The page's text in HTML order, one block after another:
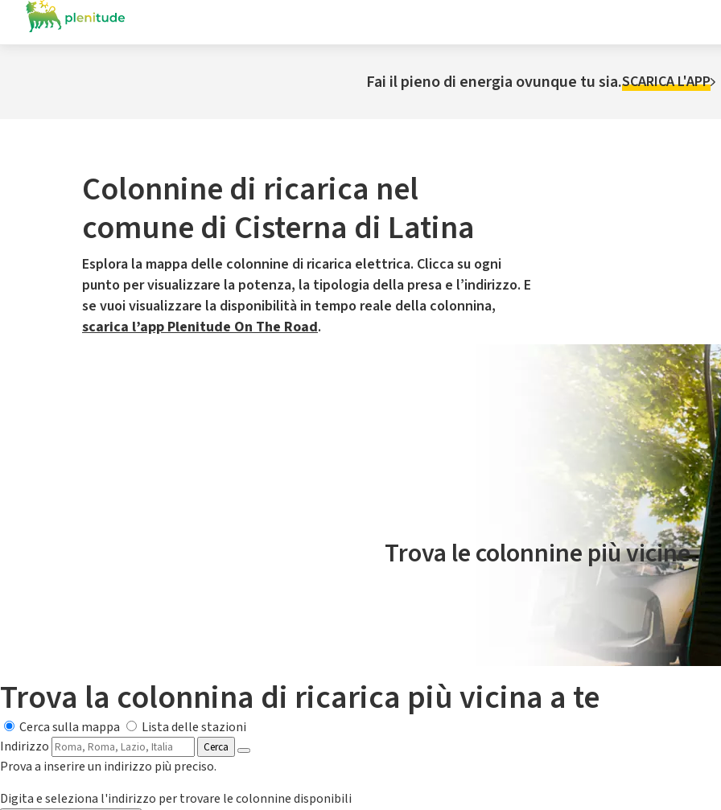
Fai il pieno di energia ovunque tu sia.SCARICA L'APP
Colonnine di ricarica nel
comune di Cisterna di Latina
Esplora la mappa delle colonnine di ricarica elettrica. Clicca su ogni
punto per visualizzare la potenza, la tipologia della presa e l’indirizzo. E
se vuoi visualizzare la disponibilità in tempo reale della colonnina,
scarica l’app Plenitude On The Road.
Il servizio di mobilità elettrica è gestito da Plenitude On The Road
Trova le colonnine più vicine.
Trova la colonnina di ricarica più vicina a te
Cerca sulla mappa
Lista delle stazioni
Indirizzo
Cerca
Prova a inserire un indirizzo più preciso.
Digita e seleziona l'indirizzo per trovare le colonnine disponibili